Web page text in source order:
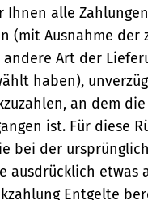
Ihnen alle
(mit Ausnahme der
Art der
haben),
an dem
ist. Für diese
bei der
ausdrücklich etwas
Entgelte